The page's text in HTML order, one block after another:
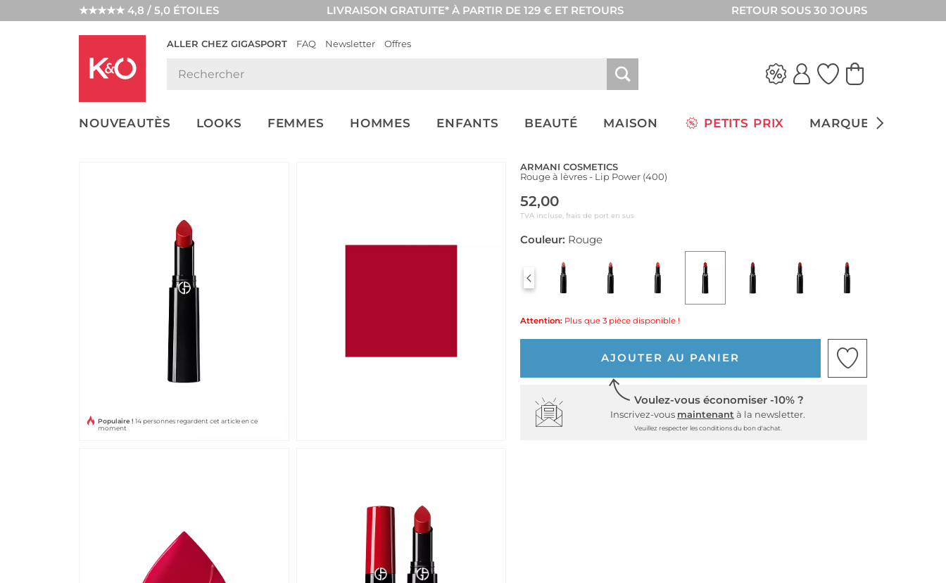
★★★★★ 4,8 / 5,0 ÉTOILES LIVRAISON GRATUITE* À PARTIR DE 129 € ET RETOURS RETOUR SOUS 30 JOURS
ALLER CHEZ GIGASPORT FAQ Newsletter Offres
NOUVEAUTÈS LOOKS FEMMES HOMMES ENFANTS BEAUTÉ MAISON PETITS PRIX MARQUES
LOOKS
WEDDING
Populaire ! 14 personnes regardent cet article en ce
moment
ARMANI COSMETICS
Rouge à lèvres - Lip Power (400)
52,00
TVA incluse, frais de port en sus
Couleur: Rouge
Attention: Plus que 3 pièce disponible !
AJOUTER AU PANIER
Voulez-vous économiser -10% ?
Inscrivez-vous maintenant à la newsletter.
Veuillez respecter les conditions du bon d'achat.